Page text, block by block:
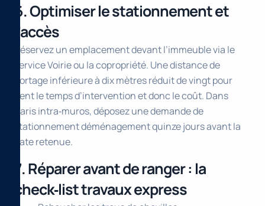
6. Optimiser le stationnement et
l’accès
Réservez un emplacement devant l’immeuble via le
service Voirie ou la copropriété. Une distance de
portage inférieure à dix mètres réduit de vingt pour
cent le temps d’intervention et donc le coût. Dans
Paris intra‑muros, déposez une demande de
stationnement déménagement quinze jours avant la
date retenue.
7. Réparer avant de ranger : la
check‑list travaux express